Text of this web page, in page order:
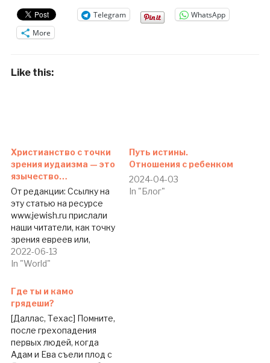
Telegram
WhatsApp
More
Like this:
Христианство с точки
зрения иудаизма — это
язычество…
От редакции: Ссылку на
эту статью на ресурсе
www.jewish.ru прислали
наши читатели, как точку
зрения евреев или,
точнее, иудеев на
христиан и христианство,
принявших христианство.
Редакцию Slavic Voice of
поразили комментарии к
этой публикации, среди
которых встречаются и
такие: 62-летний еврей
2022-06-13
In "World"
Путь истины.
Отношения с ребенком
2024-04-03
In "Блог"
Где ты и камо
грядеши?
[Даллас, Техас] Помните,
после грехопадения
первых людей, когда
Адам и Ева съели плод с